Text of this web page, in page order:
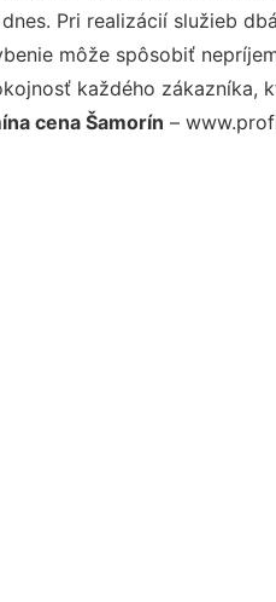
Pri realizácií služieb
môže spôsobiť
každého
cena Šamorín –